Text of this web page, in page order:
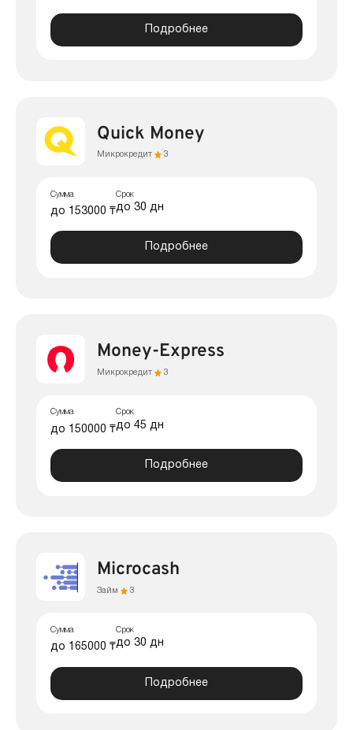
Подробнее
Quick Money
Микрокредит 3
Сумма
до 153000 ₸
Срок
до 30 дн
Подробнее
Money-Express
Микрокредит 3
Сумма
до 150000 ₸
Срок
до 45 дн
Подробнее
Microcash
Займ 3
Сумма
до 165000 ₸
Срок
до 30 дн
Подробнее